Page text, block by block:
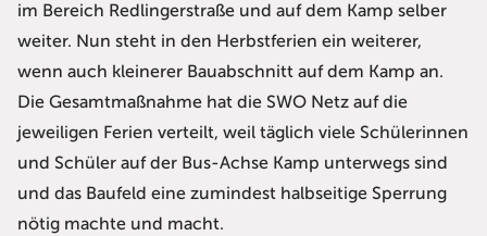
im Bereich Redlingerstraße und auf dem Kamp selber
weiter. Nun steht in den Herbstferien ein weiterer,
wenn auch kleinerer Bauabschnitt auf dem Kamp an.
Die Gesamtmaßnahme hat die SWO Netz auf die
jeweiligen Ferien verteilt, weil täglich viele Schülerinnen
und Schüler auf der Bus-Achse Kamp unterwegs sind
und das Baufeld eine zumindest halbseitige Sperrung
nötig machte und macht.